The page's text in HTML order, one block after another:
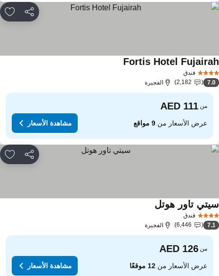
مشاركة
فندق
Fortis Hotel
7.0
2,182 الفجيرة
من
عرض الأسعار من9 مواقع مشاهدة الأسعار
مشاركة
فندق
تاور هوتل
7.1
6,446 الفجيرة
من
عرض الأسعار من12 موقعًا مشاهدة الأسعار